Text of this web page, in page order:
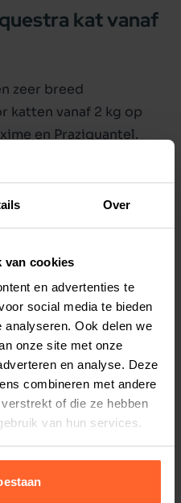
Over
van cookies
en advertenties te
social media te bieden
Ook delen we
onze site met onze
en analyse. Deze
combineren met andere
of die ze hebben
van hun services.
kat vanaf
zeer breed
katten vanaf 2 kg op
en Praziquantel.
is
Taenia spp.,
cati)
immitis), pventieve
2 kg
meestal slechts 1
werkzame stoffen voor
in:(2 weken)
6 weken
Elke
12 weken